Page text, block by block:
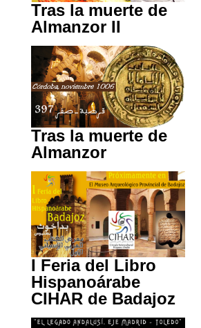
Tras la muerte de
Almanzor II
Tras la muerte de
Almanzor
I Feria del Libro
Hispanoárabe
CIHAR de Badajoz